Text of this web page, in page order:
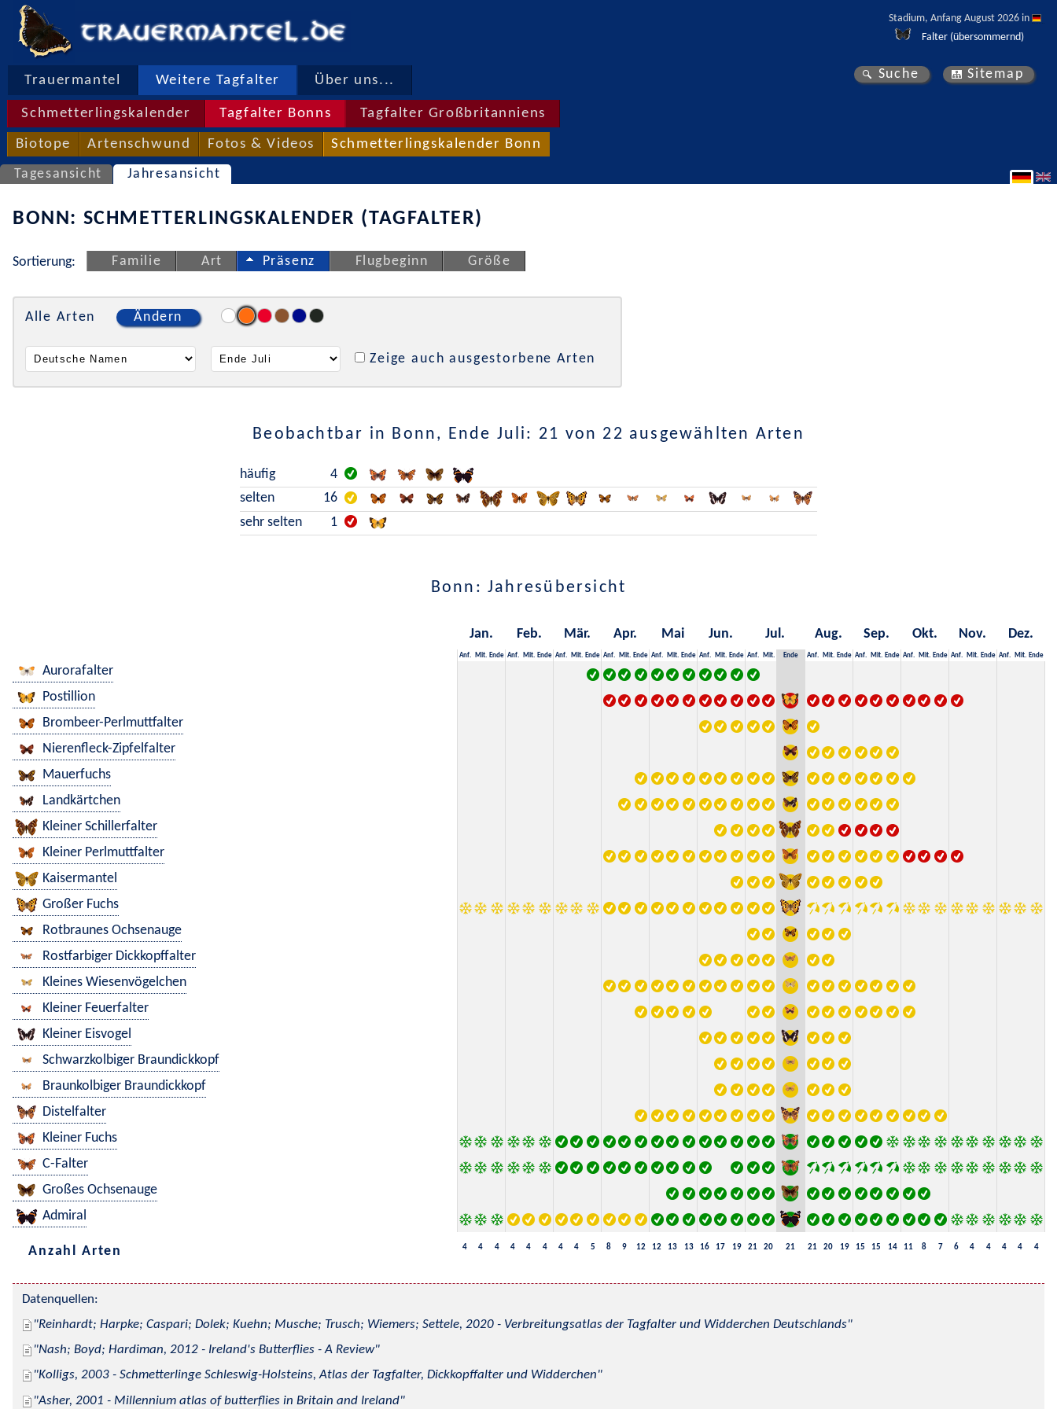
Stadium, Anfang August 2026 in
Falter (übersommernd)
Trauermantel Weitere Tagfalter Über uns...
Schmetterlingskalender Tagfalter Bonns Tagfalter Großbritanniens
Biotope Artenschwund Fotos & Videos Schmetterlingskalender Bonn
Suche Sitemap
Tagesansicht Jahresansicht
BONN: SCHMETTERLINGSKALENDER (TAGFALTER)
Sortierung: Familie Art Präsenz Flugbeginn Größe
Alle Arten Ändern
Zeige auch ausgestorbene Arten
Beobachtbar in Bonn, Ende Juli: 21 von 22 ausgewählten Arten
häufig
4
selten
16
sehr selten
1
Bonn: Jahresübersicht
Jan. Feb. Mär. Apr. Mai Jun. Jul. Aug. Sep. Okt. Nov. Dez.
Anf. Mit. Ende Anf. Mit. Ende Anf. Mit. Ende Anf. Mit. Ende Anf. Mit. Ende Anf. Mit. Ende Anf. Mit. Ende Anf. Mit. Ende Anf. Mit. Ende Anf. Mit. Ende Anf. Mit. Ende Anf. Mit. Ende
Aurorafalter
Postillion
Brombeer-Perlmuttfalter
Nierenfleck-Zipfelfalter
Mauerfuchs
Landkärtchen
Kleiner Schillerfalter
Kleiner Perlmuttfalter
Kaisermantel
Großer Fuchs
Rotbraunes Ochsenauge
Rostfarbiger Dickkopffalter
Kleines Wiesenvögelchen
Kleiner Feuerfalter
Kleiner Eisvogel
Schwarzkolbiger Braundickkopf
Braunkolbiger Braundickkopf
Distelfalter
Kleiner Fuchs
C-Falter
Großes Ochsenauge
Admiral
Anzahl Arten 4 4 4 4 4 4 4 4 5 8 9 12 12 13 13 16 17 19 21 20 21 21 20 19 15 15 14 11 8 7 6 4 4 4 4 4
Datenquellen:
Reinhardt; Harpke; Caspari; Dolek; Kuehn; Musche; Trusch; Wiemers; Settele, 2020 - Verbreitungsatlas der Tagfalter und Widderchen Deutschlands
Nash; Boyd; Hardiman, 2012 - Ireland's Butterflies - A Review
Kolligs, 2003 - Schmetterlinge Schleswig-Holsteins, Atlas der Tagfalter, Dickkopffalter und Widderchen
Asher, 2001 - Millennium atlas of butterflies in Britain and Ireland